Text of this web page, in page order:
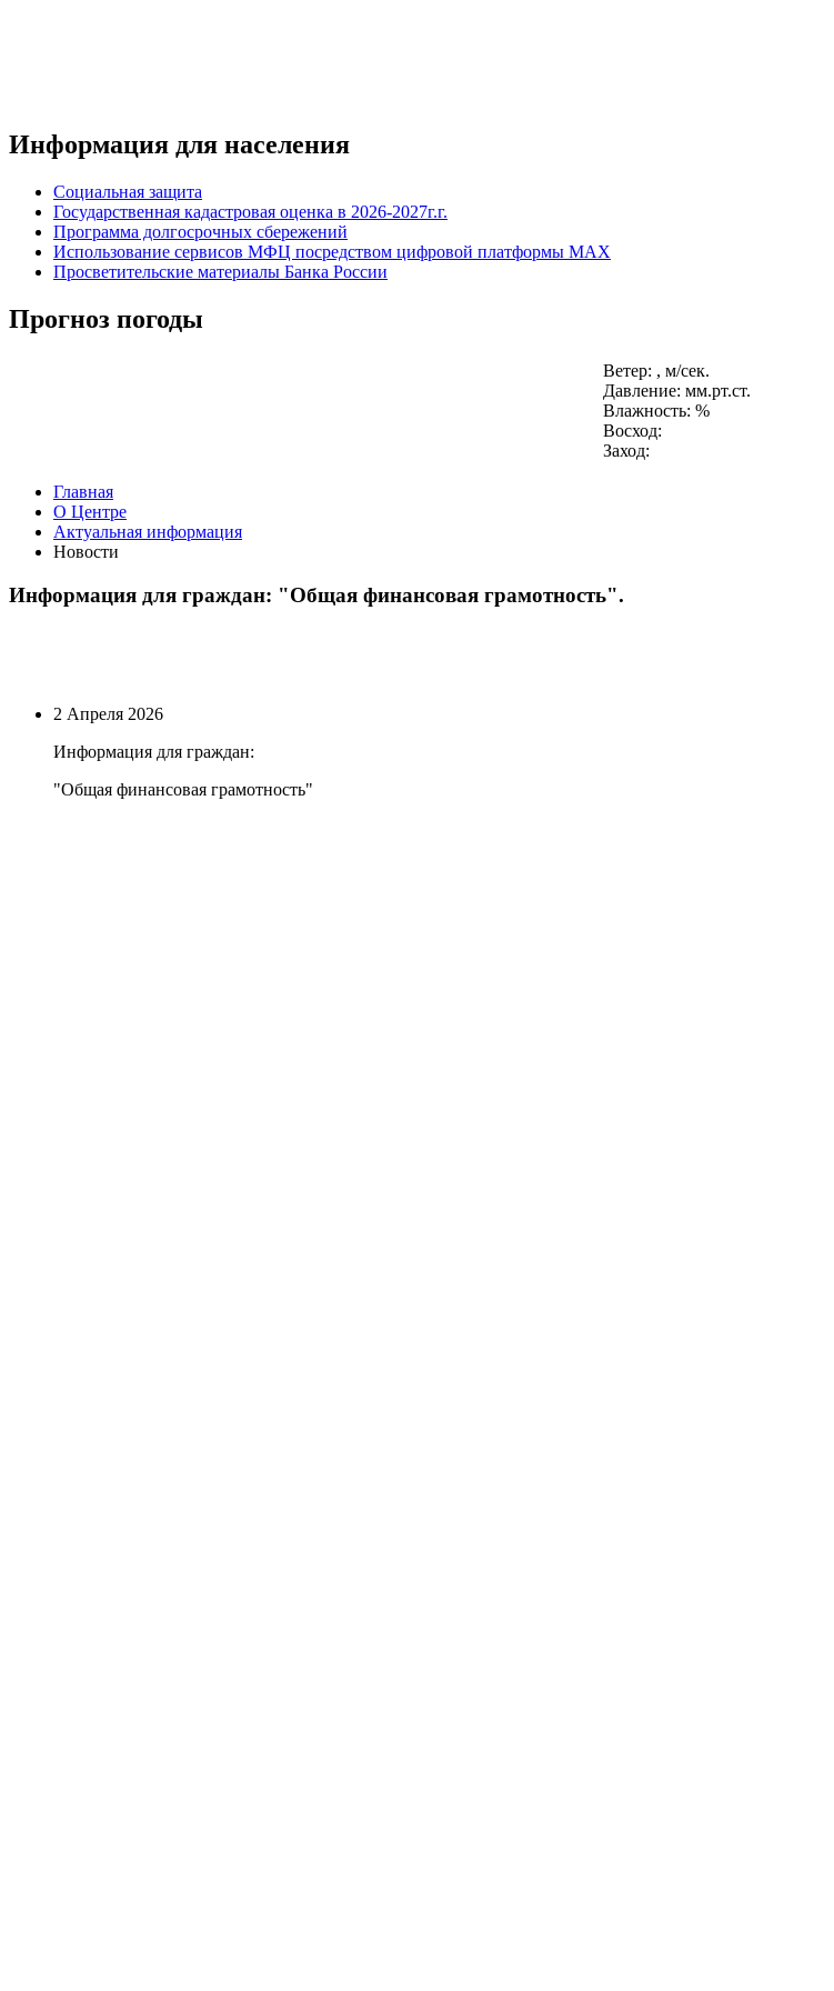
Информация для населения
Социальная защита
Государственная кадастровая оценка в 2026-2027г.г.
Программа долгосрочных сбережений
Использование сервисов МФЦ посредством цифровой платформы MAX
Просветительские материалы Банка России
Прогноз погоды
Ветер: , м/сек.
Давление: мм.рт.ст.
Влажность: %
Восход:
Заход:
Главная
О Центре
Актуальная информация
Новости
Информация для граждан: "Общая финансовая грамотность".
2 Апреля 2026
Информация для граждан:
"Общая финансовая грамотность"